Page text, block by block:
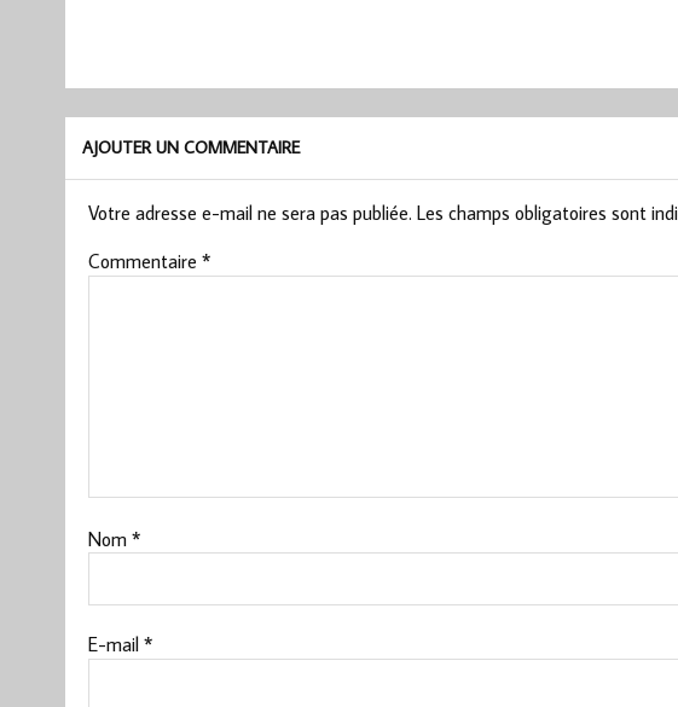
AJOUTER UN COMMENTAIRE
Votre adresse e-mail ne sera pas publiée. Les champs obligatoires sont
Commentaire *
Nom *
E-mail *